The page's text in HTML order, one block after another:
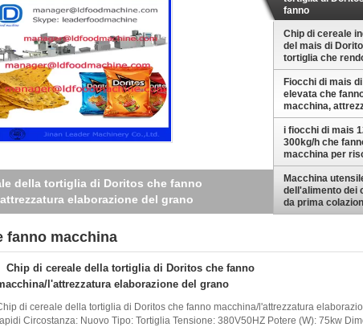
del mais di Doritos della tortiglia che rendono
grano che elabora macchinario
fanno
macchina/
elaborazione del
Chip di cereale
del mais di
tortiglia che
macchina/grano
elabora
Fiocchi di mais
elevata che
macchina,
elaborazione del
i fiocchi di mais
300kg/h che
macchina per
sfaldano/cereale
colazione
Macchina
dell'alimento dei
da prima
fiocchi di mais di
fanno macchina
Chip di cereale della tortiglia di Doritos che fanno
l'attrezzatura elaborazione del grano
di cereale della tortiglia di Doritos che fanno macchina/l'attrezzatura
Circostanza: Nuovo Tipo: Tortiglia Tensione: 380V50HZ Potere (W): 75kw